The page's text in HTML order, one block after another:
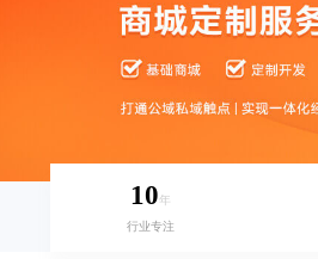
10年
行业专注